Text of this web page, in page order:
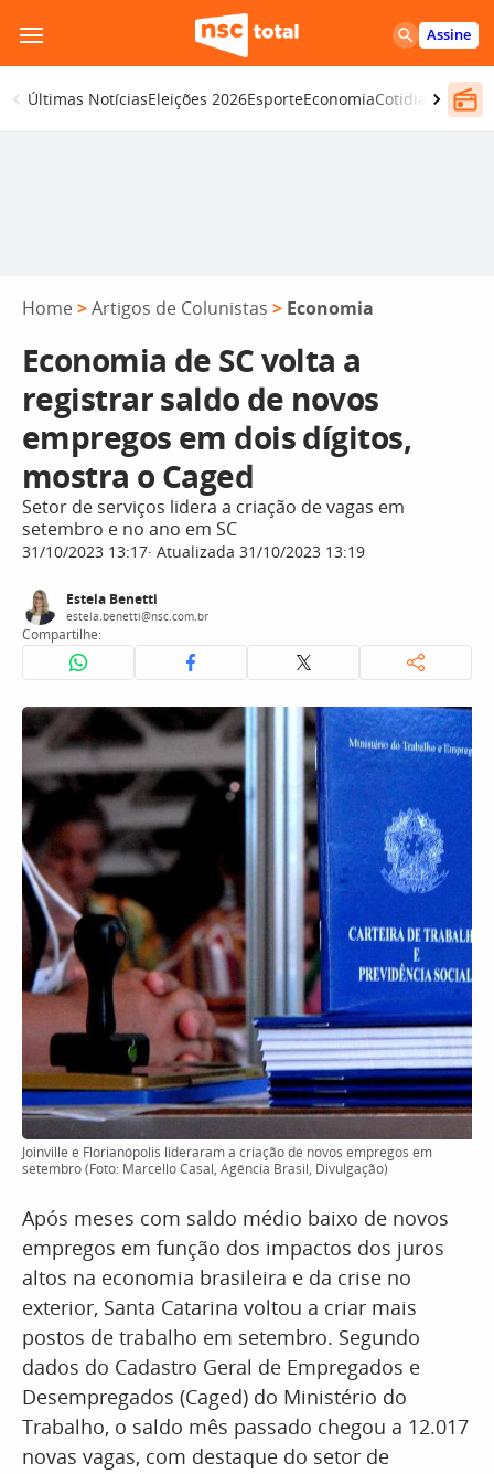
para
o
conteúdo
Assine
Últimas NotíciasEleições 2026EsporteEconomiaCotidiano
Home >Artigos de Colunistas > Economia
Economia de SC volta a
registrar saldo de novos
empregos em dois dígitos,
mostra o Caged
Setor de serviços lidera a criação de vagas em
setembro e no ano em SC
31/10/2023 13:17 Atualizada 31/10/2023 13:19
Estela Benetti
estela.benetti@nsc.com.br
Compartilhe:
Joinville e Florianópolis lideraram a criação de novos empregos em
setembro (Foto: Marcello Casal, Agência Brasil, Divulgação)
Após meses com saldo médio baixo de novos
empregos em função dos impactos dos juros
altos na economia brasileira e da crise no
exterior, Santa Catarina voltou a criar mais
postos de trabalho em setembro. Segundo
dados do Cadastro Geral de Empregados e
Desempregados (Caged) do Ministério do
Trabalho, o saldo mês passado chegou a 12.017
novas vagas, com destaque do setor de